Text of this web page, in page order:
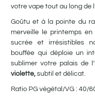
votre vape tout au long de
Goûtu et à la pointe du
merveille le printemps
sucrée et irrésistibles
bouffée qui déploie un
sublimer votre palais de
violette,subtil et délicat.
Ratio PG végétal/VG : 40/